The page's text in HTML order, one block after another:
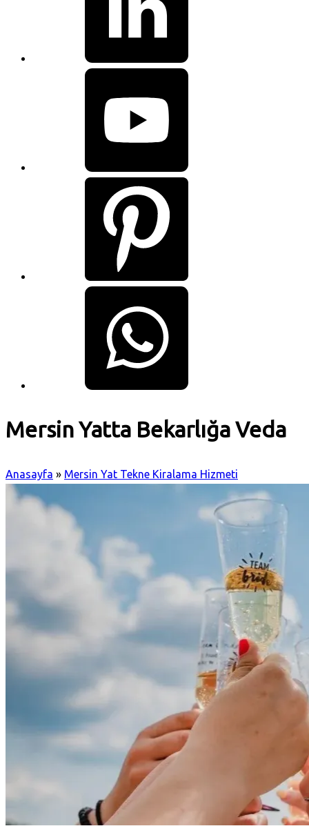
Mersin Yatta Bekarlığa Veda
Anasayfa » Mersin Yat Tekne Kiralama Hizmeti